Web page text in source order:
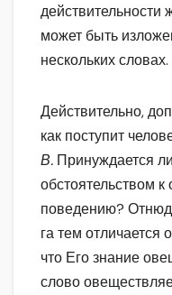
действительности
может быть
нескольких словах.
Действительно,
как поступит
В. Принуждается
обстоятельством
поведению?
га тем отличается
что Его знание
слово